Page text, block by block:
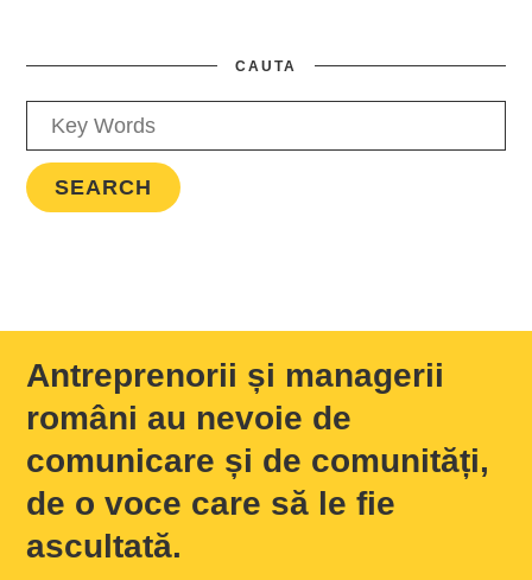
CAUTA
Antreprenorii și managerii
români au nevoie de
comunicare și de comunități,
de o voce care să le fie
ascultată.